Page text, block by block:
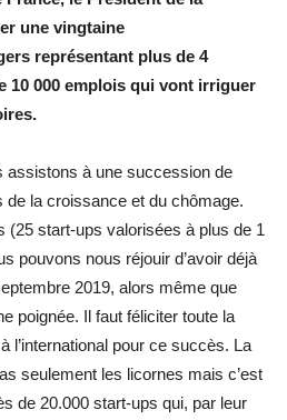
une vingtaine
représentant plus de 4
10 000 emplois qui vont irriguer
assistons à une succession de
la croissance et du chômage.
(25 start-ups valorisées à plus de 1
pouvons nous réjouir d’avoir déjà
2019, alors même que
poignée. Il faut féliciter toute la
l’international pour ce succès. La
seulement les licornes mais c’est
de 20.000 start-ups qui, par leur